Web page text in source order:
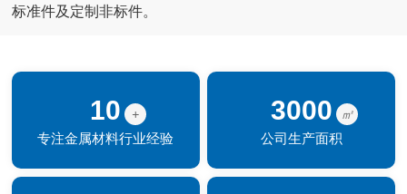
标准件及定制非标件。
10
+
专注金属材料行业经验
3000
㎡
公司生产面积